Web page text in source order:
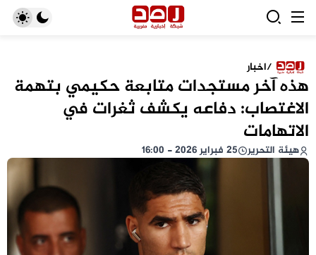
/اخبار
هذه آخر مستجدات متابعة حكيمي بتهمة
الاغتصاب: دفاعه يكشف ثغرات في
الاتهامات
هيئة التحرير 25 فبراير 2026 - 16:00